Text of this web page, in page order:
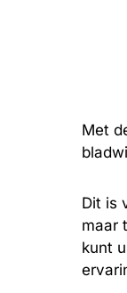
Met
Dit is
maar
kunt